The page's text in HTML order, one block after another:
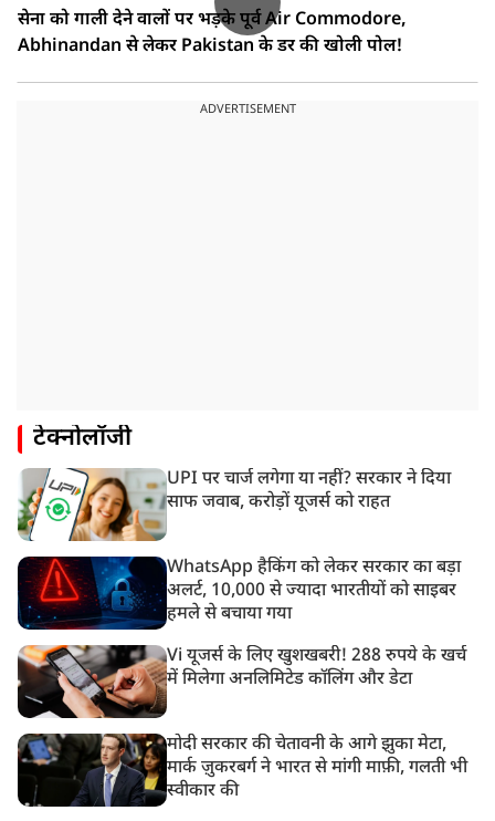
सेना को गाली देने वालों पर भड़के पूर्व Air Commodore,
Abhinandan से लेकर Pakistan के डर की खोली पोल!
ADVERTISEMENT
टेक्नोलॉजी
UPI पर चार्ज लगेगा या नहीं? सरकार ने दिया
साफ जवाब, करोड़ों यूजर्स को राहत
WhatsApp हैकिंग को लेकर सरकार का बड़ा
अलर्ट, 10,000 से ज्यादा भारतीयों को साइबर
हमले से बचाया गया
Vi यूजर्स के लिए खुशखबरी! 288 रुपये के खर्च
में मिलेगा अनलिमिटेड कॉलिंग और डेटा
मोदी सरकार की चेतावनी के आगे झुका मेटा,
मार्क ज़ुकरबर्ग ने भारत से मांगी माफ़ी, गलती भी
स्वीकार की